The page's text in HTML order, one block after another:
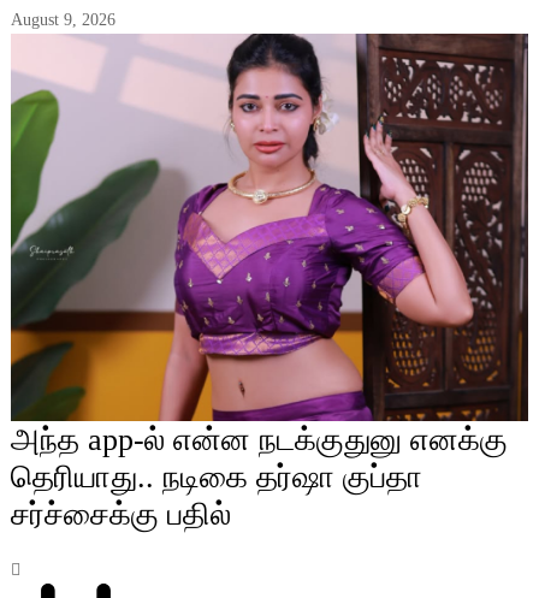
August 9, 2026
அந்த app-ல் என்ன நடக்குதுனு எனக்கு
தெரியாது.. நடிகை தர்ஷா குப்தா
சர்ச்சைக்கு பதில்